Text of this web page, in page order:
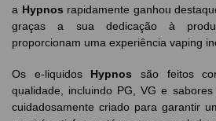
a Hypnos rapidamente ganhou
graças a sua dedicação à
proporcionam uma experiência vaping
Os e-liquidos Hypnos são feitos
qualidade, incluindo PG, VG e
cuidadosamente criado para garantir